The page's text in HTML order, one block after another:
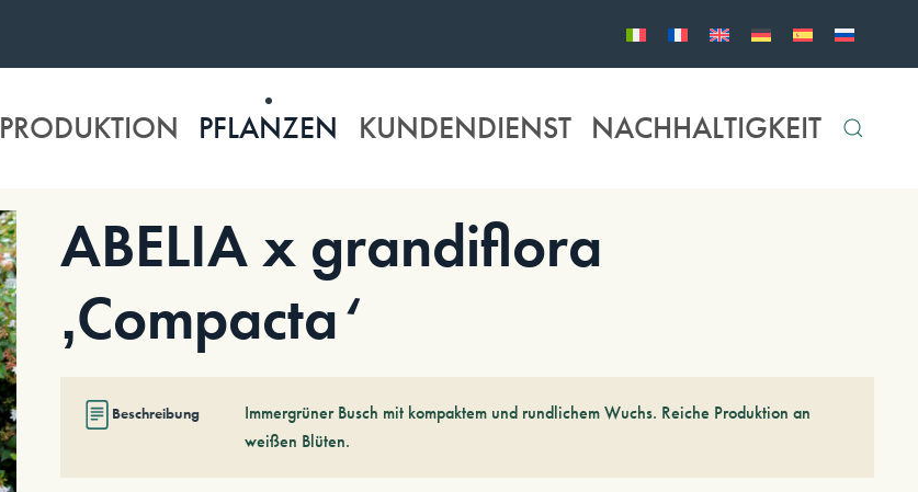
PRODUKTION PFLANZEN KUNDENDIENST NACHHALTIGKEIT
ABELIA x grandiflora
‚Compacta‘
Beschreibung
Immergrüner Busch mit kompaktem und rundlichem Wuchs. Reiche Produktion an
weißen Blüten.